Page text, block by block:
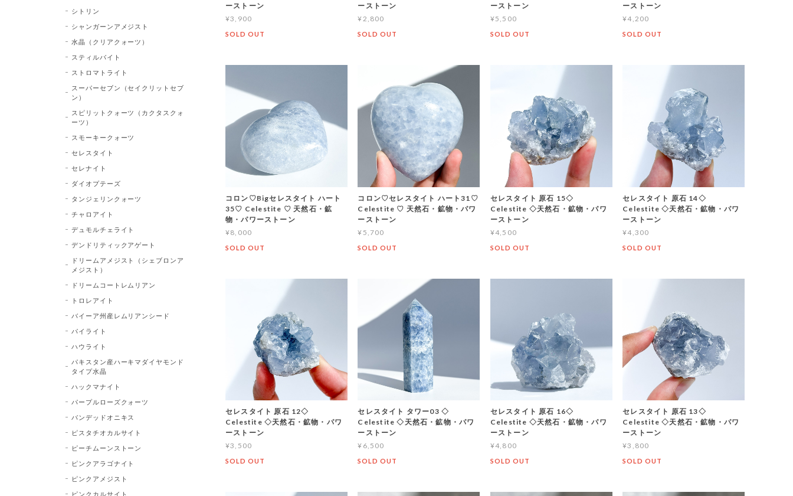
ーストーン
¥3,900
SOLD OUT
ーストーン
¥2,800
SOLD OUT
ーストーン
¥5,500
SOLD OUT
ーストーン
¥4,200
SOLD OUT
コロン♡Bigセレスタイト ハート
35♡ Celestite ♡ 天然石・鉱
物・パワーストーン
¥8,000
SOLD OUT
コロン♡セレスタイト ハート31♡
Celestite ♡ 天然石・鉱物・パワ
ーストーン
¥5,700
SOLD OUT
セレスタイト 原石 15◇
Celestite ◇天然石・鉱物・パワ
ーストーン
¥4,500
SOLD OUT
セレスタイト 原石 14◇
Celestite ◇天然石・鉱物・パワ
ーストーン
¥4,300
SOLD OUT
セレスタイト 原石 12◇
Celestite ◇天然石・鉱物・パワ
ーストーン
¥3,500
SOLD OUT
セレスタイト タワー03 ◇
Celestite ◇天然石・鉱物・パワ
ーストーン
¥6,500
SOLD OUT
セレスタイト 原石 16◇
Celestite ◇天然石・鉱物・パワ
ーストーン
¥4,800
SOLD OUT
セレスタイト 原石 13◇
Celestite ◇天然石・鉱物・パワ
ーストーン
¥3,800
SOLD OUT
シトリン
シャンガーンアメジスト
水晶（クリアクォーツ）
スティルバイト
ストロマトライト
スーパーセブン（セイクリットセブ
ン）
スピリットクォーツ（カクタスクォ
ーツ）
スモーキークォーツ
セレスタイト
セレナイト
ダイオプテーズ
タンジェリンクォーツ
チャロアイト
デュモルチェライト
デンドリティックアゲート
ドリームアメジスト（シェブロンア
メジスト）
ドリームコートレムリアン
トロレアイト
バイーア州産レムリアンシード
パイライト
ハウライト
パキスタン産ハーキマダイヤモンド
タイプ水晶
ハックマナイト
パープルローズクォーツ
バンデッドオニキス
ピスタチオカルサイト
ピーチムーンストーン
ピンクアラゴナイト
ピンクアメジスト
ピンクカルサイト